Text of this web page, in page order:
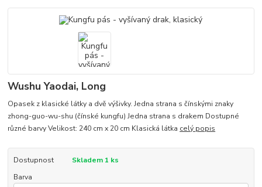
Wushu Yaodai, Long
Opasek z klasické látky a dvě výšivky. Jedna strana s čínskými znaky
zhong-guo-wu-shu (čínské kungfu) Jedna strana s drakem Dostupné
různé barvy Velikost: 240 cm x 20 cm Klasická látka celý popis
Dostupnost
Skladem 1 ks
Barva